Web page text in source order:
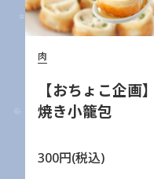
肉
【おちょこ企画】
焼き小籠包
300円(税込)